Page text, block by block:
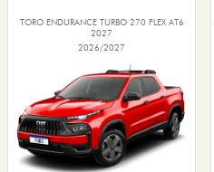
TORO ENDURANCE TURBO 270 FLEX AT6
2027
2026/2027